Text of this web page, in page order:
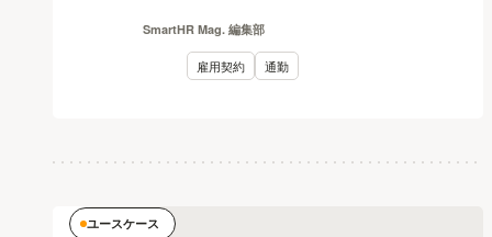
SmartHR Mag. 編集部
雇用契約 通勤
ユースケース